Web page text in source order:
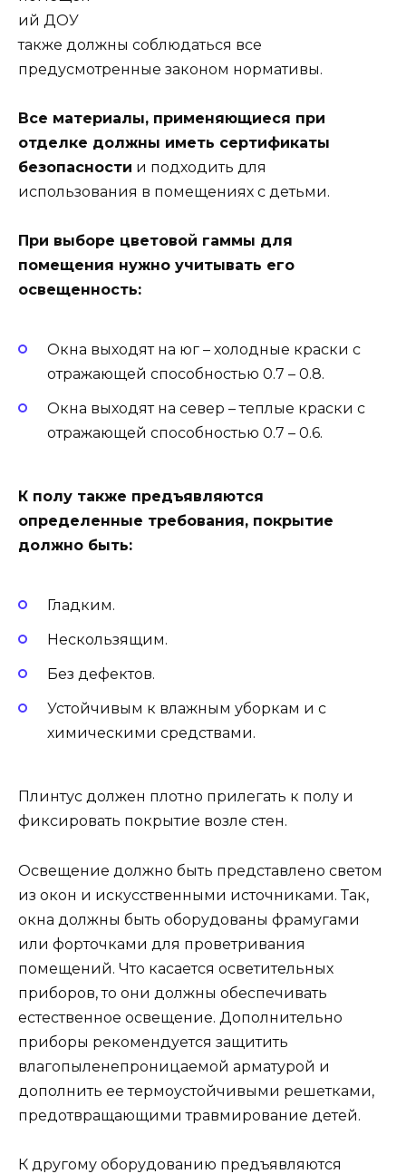
ий ДОУ
также должны соблюдаться все
предусмотренные законом нормативы.
Все материалы, применяющиеся при
отделке должны иметь сертификаты
безопасности и подходить для
использования в помещениях с детьми.
При выборе цветовой гаммы для
помещения нужно учитывать его
освещенность:
Окна выходят на юг – холодные краски с
отражающей способностью 0.7 – 0.8.
Окна выходят на север – теплые краски с
отражающей способностью 0.7 – 0.6.
К полу также предъявляются
определенные требования, покрытие
должно быть:
Гладким.
Нескользящим.
Без дефектов.
Устойчивым к влажным уборкам и с
химическими средствами.
Плинтус должен плотно прилегать к полу и
фиксировать покрытие возле стен.
Освещение должно быть представлено светом
из окон и искусственными источниками. Так,
окна должны быть оборудованы фрамугами
или форточками для проветривания
помещений. Что касается осветительных
приборов, то они должны обеспечивать
естественное освещение. Дополнительно
приборы рекомендуется защитить
влагопыленепроницаемой арматурой и
дополнить ее термоустойчивыми решетками,
предотвращающими травмирование детей.
К другому оборудованию предъявляются